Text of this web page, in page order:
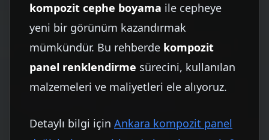
kompozit cephe boyama ile cepheye
yeni bir görünüm kazandırmak
mümkündür. Bu rehberde kompozit
panel renklendirme sürecini, kullanılan
malzemeleri ve maliyetleri ele alıyoruz.
Detaylı bilgi için Ankara kompozit panel